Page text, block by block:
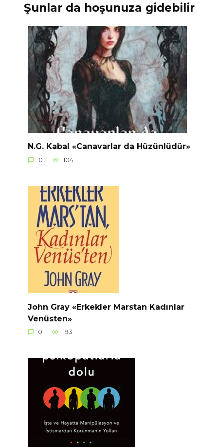
Şunlar da hoşunuza gidebilir
N.G. Kabal «Canavarlar da Hüzünlüdür»
0 104
John Gray «Erkekler Marstan Kadınlar
Venüsten»
0 193